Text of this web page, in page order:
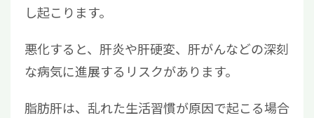
し起こります。
悪化すると、肝炎や肝硬変、肝がんなどの深刻
な病気に進展するリスクがあります。
脂肪肝は、乱れた生活習慣が原因で起こる場合